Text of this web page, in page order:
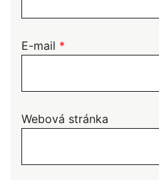
E-mail *
Webová stránka